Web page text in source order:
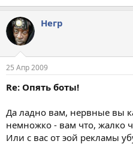
Негр
25 Апр 2009
Re: Опять боты!
Да ладно вам, нервные вы
немножко - вам что, жалко
Или с вас от эой рекламы